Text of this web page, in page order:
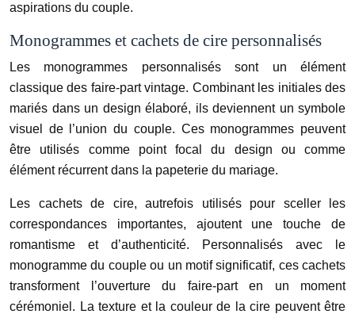
aspirations du couple.
Monogrammes et cachets de cire personnalisés
Les monogrammes personnalisés sont un élément
classique des faire-part vintage. Combinant les initiales des
mariés dans un design élaboré, ils deviennent un symbole
visuel de l’union du couple. Ces monogrammes peuvent
être utilisés comme point focal du design ou comme
élément récurrent dans la papeterie du mariage.
Les cachets de cire, autrefois utilisés pour sceller les
correspondances importantes, ajoutent une touche de
romantisme et d’authenticité. Personnalisés avec le
monogramme du couple ou un motif significatif, ces cachets
transforment l’ouverture du faire-part en un moment
cérémoniel. La texture et la couleur de la cire peuvent être